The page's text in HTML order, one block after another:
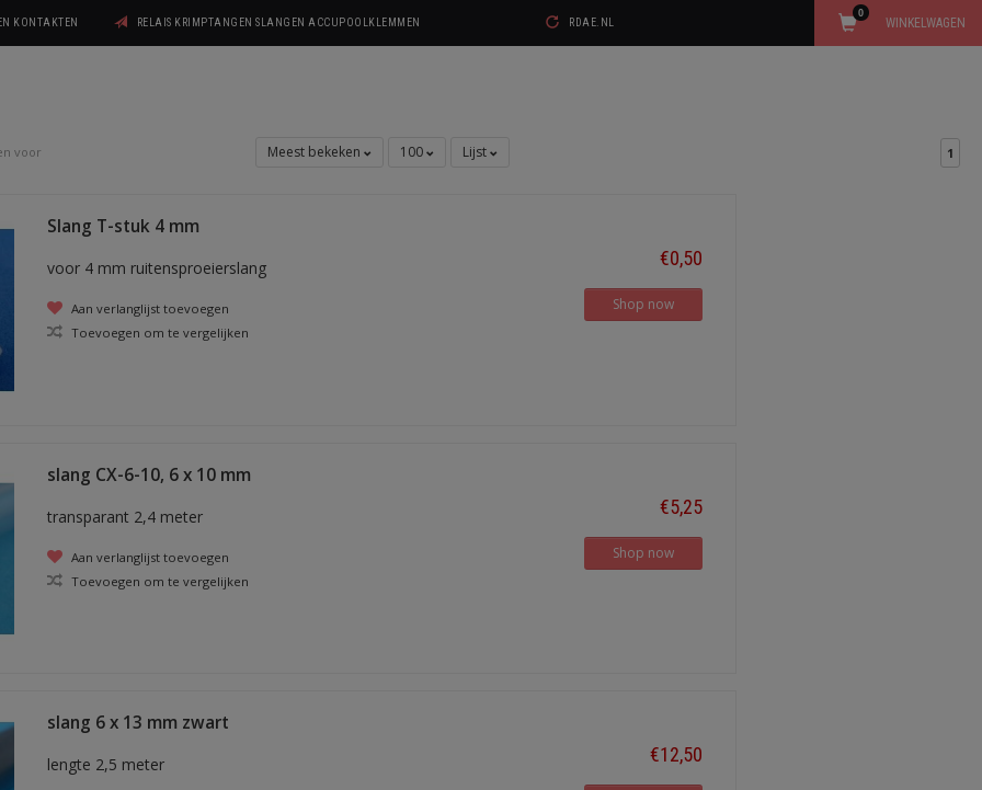
KONTAKTEN RELAIS KRIMPTANGEN SLANGEN ACCUPOOLKLEMMEN RDAE.NL WINKELWAGEN
0
voor Meest bekeken 100 Lijst 1
Slang T-stuk 4 mm
voor 4 mm ruitensproeierslang
Aan verlanglijst toevoegen
Toevoegen om te vergelijken
€0,50
Shop now
slang CX-6-10, 6 x 10 mm
transparant 2,4 meter
Aan verlanglijst toevoegen
Toevoegen om te vergelijken
€5,25
Shop now
slang 6 x 13 mm zwart
lengte 2,5 meter €12,50